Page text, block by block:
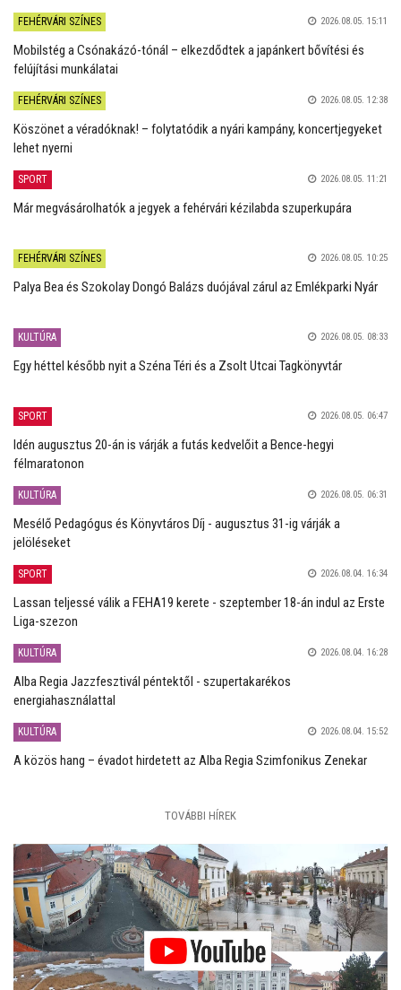
FEHÉRVÁRI SZÍNES 2026.08.05. 15:11
Mobilstég a Csónakázó-tónál – elkezdődtek a japánkert bővítési és
felújítási munkálatai
FEHÉRVÁRI SZÍNES 2026.08.05. 12:38
Köszönet a véradóknak! – folytatódik a nyári kampány, koncertjegyeket
lehet nyerni
SPORT 2026.08.05. 11:21
Már megvásárolhatók a jegyek a fehérvári kézilabda szuperkupára
FEHÉRVÁRI SZÍNES 2026.08.05. 10:25
Palya Bea és Szokolay Dongó Balázs duójával zárul az Emlékparki Nyár
KULTÚRA 2026.08.05. 08:33
Egy héttel később nyit a Széna Téri és a Zsolt Utcai Tagkönyvtár
SPORT 2026.08.05. 06:47
Idén augusztus 20-án is várják a futás kedvelőit a Bence-hegyi
félmaratonon
KULTÚRA 2026.08.05. 06:31
Mesélő Pedagógus és Könyvtáros Díj - augusztus 31-ig várják a
jelöléseket
SPORT 2026.08.04. 16:34
Lassan teljessé válik a FEHA19 kerete - szeptember 18-án indul az Erste
Liga-szezon
KULTÚRA 2026.08.04. 16:28
Alba Regia Jazzfesztivál péntektől - szupertakarékos
energiahasználattal
KULTÚRA 2026.08.04. 15:52
A közös hang – évadot hirdetett az Alba Regia Szimfonikus Zenekar
TOVÁBBI HÍREK